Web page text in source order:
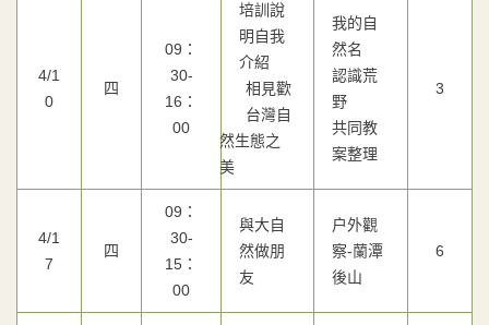
4/1
0
四
09：
30-
16：
00
培訓說
明自我
介紹
相見歡
台灣自
然生態之
美
我的自
然名
認識荒
野
共同教
案整理
3
4/1
7
四
09：
30-
15：
00
與大自
然做朋
友
戶外觀
察-蘭潭
後山
6